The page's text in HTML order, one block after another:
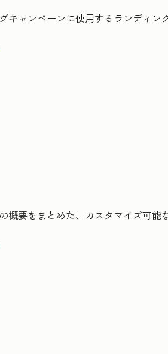
キャンペーンに使用するランディン
概要をまとめた、カスタマイズ可能